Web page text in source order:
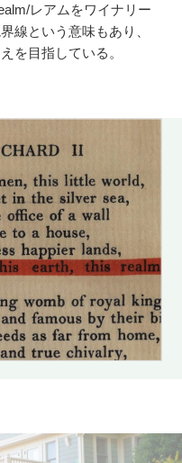
レアムをワイナリー
線という意味もあり、
を目指している。